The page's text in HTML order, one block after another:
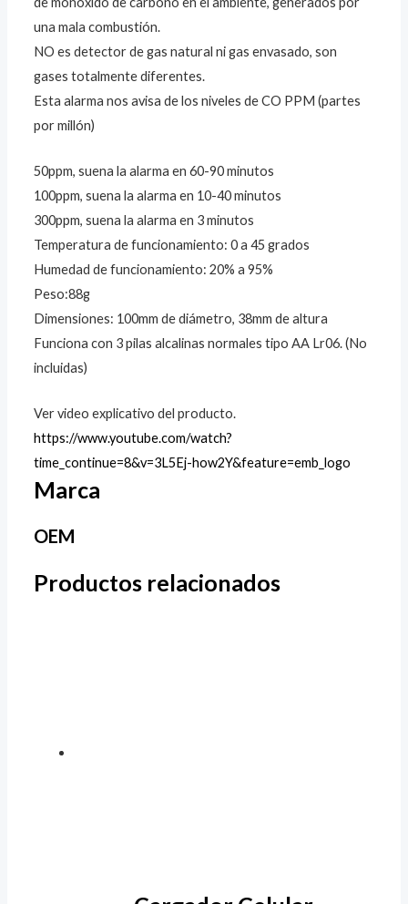
una mala combustión.
NO es detector de gas natural ni gas envasado, son
gases totalmente diferentes.
Esta alarma nos avisa de los niveles de CO PPM (partes
por millón)
50ppm, suena la alarma en 60-90 minutos
100ppm, suena la alarma en 10-40 minutos
300ppm, suena la alarma en 3 minutos
Temperatura de funcionamiento: 0 a 45 grados
Humedad de funcionamiento: 20% a 95%
Peso:88g
Dimensiones: 100mm de diámetro, 38mm de altura
Funciona con 3 pilas alcalinas normales tipo AA Lr06. (No
incluidas)
Ver video explicativo del producto.
https://www.youtube.com/watch?
time_continue=8&v=3L5Ej-how2Y&feature=emb_logo
Marca
OEM
Productos relacionados